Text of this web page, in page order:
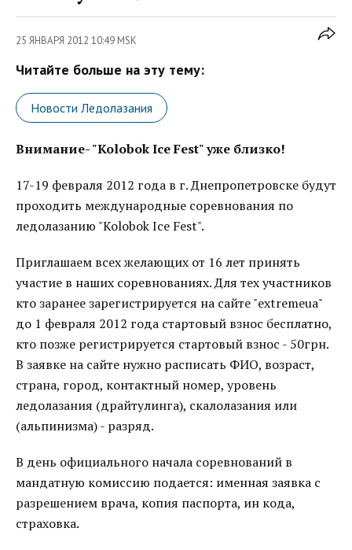
25 ЯНВАРЯ 2012 10:49 MSK
Читайте больше на эту тему:
Новости Ледолазания
Внимание- "Kolobok Ice Fest" уже близко!
17-19 февраля 2012 года в г. Днепропетровске будут
проходить международные соревнования по
ледолазанию "Kolobok Ice Fest".
Приглашаем всех желающих от 16 лет принять
участие в наших соревнованиях. Для тех участников
кто заранее зарегистрируется на сайте "extremeua"
до 1 февраля 2012 года стартовый взнос бесплатно,
кто позже регистрируется стартовый взнос - 50грн.
В заявке на сайте нужно расписать ФИО, возраст,
страна, город, контактный номер, уровень
ледолазания (драйтулинга), скалолазания или
(альпинизма) - разряд.
В день официального начала соревнований в
мандатную комиссию подается: именная заявка с
разрешением врача, копия паспорта, ин кода,
страховка.